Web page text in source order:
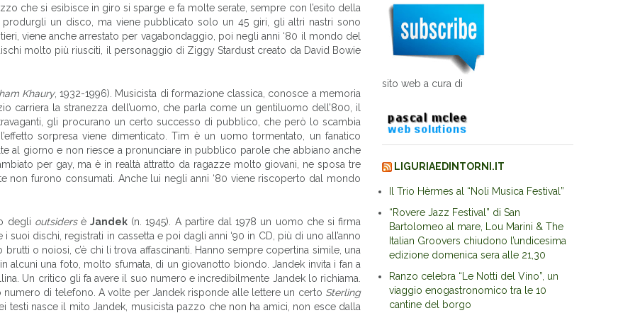
che si esibisce in giro si sparge e fa molte serate, sempre con l’esito della
un disco, ma viene pubblicato solo un 45 giri, gli altri nastri sono
viene anche arrestato per vagabondaggio, poi negli anni ‘80 il mondo del
molto più riusciti, il personaggio di Ziggy Stardust creato da David Bowie
Khaury, 1932-1996). Musicista di formazione classica, conosce a memoria
carriera la stranezza dell’uomo, che parla come un gentiluomo dell’800, il
gli procurano un certo successo di pubblico, che però lo scambia
sorpresa viene dimenticato. Tim è un uomo tormentato, un fanatico
al giorno e non riesce a pronunciare in pubblico parole che abbiano anche
per gay, ma è in realtà attratto da ragazze molto giovani, ne sposa tre
non furono consumati. Anche lui negli anni ‘80 viene riscoperto dal mondo
degli outsidersèJandek (n. 1945). A partire dal 1978 un uomo che si firma
dischi, registrati in cassetta e poi dagli anni ‘90 in CD, più di uno all’anno
o noiosi, c’è chi li trova affascinanti. Hanno sempre copertina simile, una
alcuni una foto, molto sfumata, di un giovanotto biondo. Jandek invita i fan a
Un critico gli fa avere il suo numero e incredibilmente Jandek lo richiama.
numero di telefono. A volte per Jandek risponde alle lettere un certo Sterling
testi nasce il mito Jandek, musicista pazzo che non ha amici, non esce dalla
sito web a cura di
LIGURIAEDINTORNI.IT
Il Trio Hèrmes al “Noli Musica Festival”
“Rovere Jazz Festival” di San
Bartolomeo al mare, Lou Marini & The
Italian Groovers chiudono l’undicesima
edizione domenica sera alle 21,30
Ranzo celebra “Le Notti del Vino”, un
viaggio enogastronomico tra le 10
cantine del borgo